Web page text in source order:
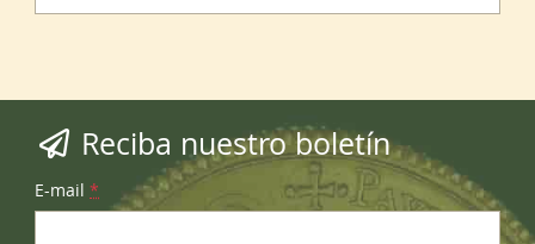
Reciba nuestro boletín
E-mail *